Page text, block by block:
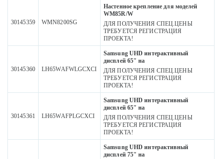
30145359 WMN8200SG
Настенное крепление для моделей
WM85R/W
ДЛЯ ПОЛУЧЕНИЯ СПЕЦ.ЦЕНЫ
ТРЕБУЕТСЯ РЕГИСТРАЦИЯ
ПРОЕКТА!
30145360 LH65WAFWLGCXCI
Samsung UHD интерактивный
дисплей 65" на
ДЛЯ ПОЛУЧЕНИЯ СПЕЦ.ЦЕНЫ
ТРЕБУЕТСЯ РЕГИСТРАЦИЯ
ПРОЕКТА!
30145361 LH65WAFPLGCXCI
Samsung UHD интерактивный
дисплей 65" на
ДЛЯ ПОЛУЧЕНИЯ СПЕЦ.ЦЕНЫ
ТРЕБУЕТСЯ РЕГИСТРАЦИЯ
ПРОЕКТА!
Samsung UHD интерактивный
дисплей 75" на